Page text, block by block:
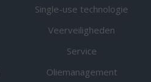
Single-use technologie
Veerveiligheden
Service
Oliemanagement